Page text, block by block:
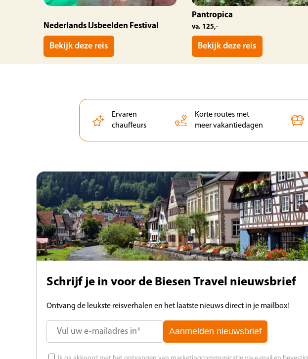
Nederlands IJsbeelden Festival
Bekijk deze reis
Pantropica
va. 125,-
Bekijk deze reis
Ervaren
chauffeurs
Korte routes met
meer vakantiedagen
Schrijf je in voor de Biesen Travel nieuwsbrief
Ontvang de leukste reisverhalen en het laatste nieuws direct in je mailbox!
Aanmelden nieuwsbrief